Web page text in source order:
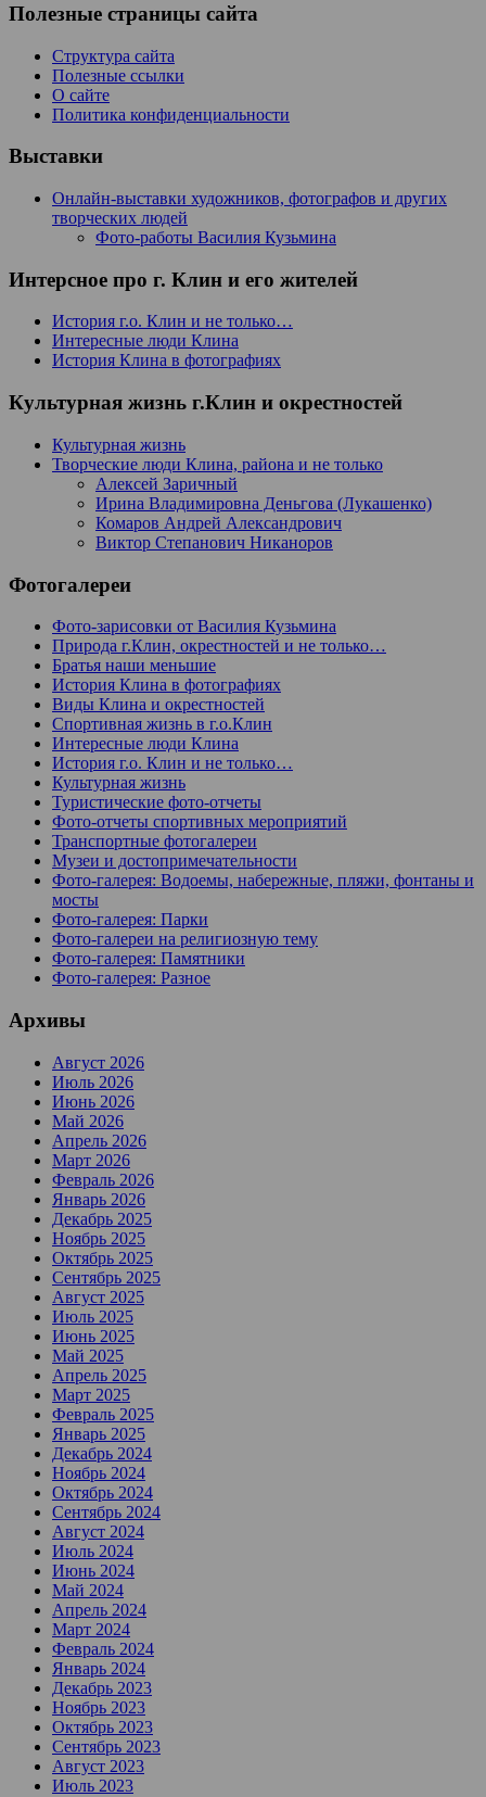
Полезные страницы сайта
Структура сайта
Полезные ссылки
О сайте
Политика конфиденциальности
Выставки
Онлайн-выставки художников, фотографов и других
творческих людей
Фото-работы Василия Кузьмина
Интерсное про г. Клин и его жителей
История г.о. Клин и не только…
Интересные люди Клина
История Клина в фотографиях
Культурная жизнь г.Клин и окрестностей
Культурная жизнь
Творческие люди Клина, района и не только
Алексей Заричный
Ирина Владимировна Деньгова (Лукашенко)
Комаров Андрей Александрович
Виктор Степанович Никаноров
Фотогалереи
Фото-зарисовки от Василия Кузьмина
Природа г.Клин, окрестностей и не только…
Братья наши меньшие
История Клина в фотографиях
Виды Клина и окрестностей
Спортивная жизнь в г.о.Клин
Интересные люди Клина
История г.о. Клин и не только…
Культурная жизнь
Туристические фото-отчеты
Фото-отчеты спортивных мероприятий
Транспортные фотогалереи
Музеи и достопримечательности
Фото-галерея: Водоемы, набережные, пляжи, фонтаны и
мосты
Фото-галерея: Парки
Фото-галереи на религиозную тему
Фото-галерея: Памятники
Фото-галерея: Разное
Архивы
Август 2026
Июль 2026
Июнь 2026
Май 2026
Апрель 2026
Март 2026
Февраль 2026
Январь 2026
Декабрь 2025
Ноябрь 2025
Октябрь 2025
Сентябрь 2025
Август 2025
Июль 2025
Июнь 2025
Май 2025
Апрель 2025
Март 2025
Февраль 2025
Январь 2025
Декабрь 2024
Ноябрь 2024
Октябрь 2024
Сентябрь 2024
Август 2024
Июль 2024
Июнь 2024
Май 2024
Апрель 2024
Март 2024
Февраль 2024
Январь 2024
Декабрь 2023
Ноябрь 2023
Октябрь 2023
Сентябрь 2023
Август 2023
Июль 2023